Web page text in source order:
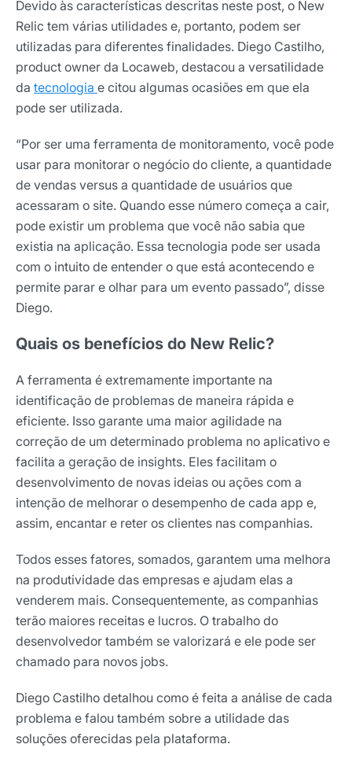
Devido às características descritas neste post, o New
Relic tem várias utilidades e, portanto, podem ser
utilizadas para diferentes finalidades. Diego Castilho,
product owner da Locaweb, destacou a versatilidade
da tecnologia e citou algumas ocasiões em que ela
pode ser utilizada.
“Por ser uma ferramenta de monitoramento, você pode
usar para monitorar o negócio do cliente, a quantidade
de vendas versus a quantidade de usuários que
acessaram o site. Quando esse número começa a cair,
pode existir um problema que você não sabia que
existia na aplicação. Essa tecnologia pode ser usada
com o intuito de entender o que está acontecendo e
permite parar e olhar para um evento passado”, disse
Diego.
Quais os benefícios do New Relic?
A ferramenta é extremamente importante na
identificação de problemas de maneira rápida e
eficiente. Isso garante uma maior agilidade na
correção de um determinado problema no aplicativo e
facilita a geração de insights. Eles facilitam o
desenvolvimento de novas ideias ou ações com a
intenção de melhorar o desempenho de cada app e,
assim, encantar e reter os clientes nas companhias.
Todos esses fatores, somados, garantem uma melhora
na produtividade das empresas e ajudam elas a
venderem mais. Consequentemente, as companhias
terão maiores receitas e lucros. O trabalho do
desenvolvedor também se valorizará e ele pode ser
chamado para novos jobs.
Diego Castilho detalhou como é feita a análise de cada
problema e falou também sobre a utilidade das
soluções oferecidas pela plataforma.
digital que valem a leitura.
Selecione sua área de atuação
*Ao assinar nossa newsletter, você concorda em receber
nossas comunicações e está de acordo com as nossas
Políticas de Privacidade
Assinar newsletter